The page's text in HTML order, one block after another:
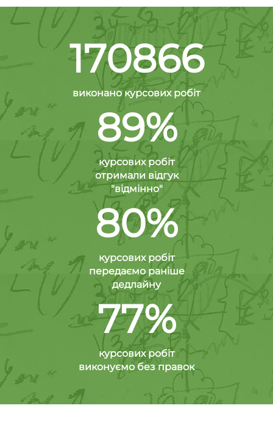
170866
виконано курсових робіт
89%
курсових робіт
отримали відгук
"відмінно"
80%
курсових робіт
передаємо раніше
дедлайну
77%
курсових робіт
виконуємо без правок